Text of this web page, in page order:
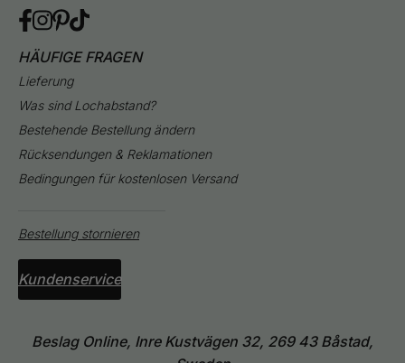
HÄUFIGE FRAGEN
Lieferung
Was sind Lochabstand?
Bestehende Bestellung ändern
Rücksendungen & Reklamationen
Bedingungen für kostenlosen Versand
Bestellung stornieren
Kundenservice
Beslag Online, Inre Kustvägen 32, 269 43 Båstad,